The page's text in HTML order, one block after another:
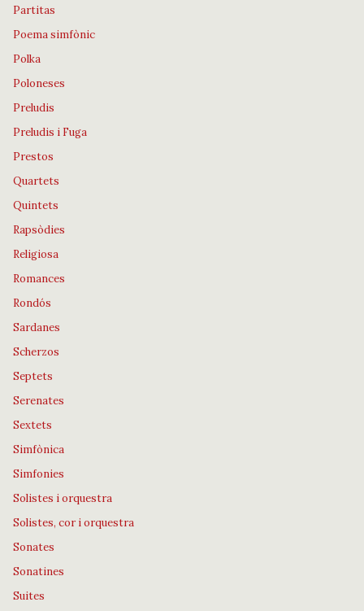
Partitas
Poema simfònic
Polka
Poloneses
Preludis
Preludis i Fuga
Prestos
Quartets
Quintets
Rapsòdies
Religiosa
Romances
Rondós
Sardanes
Scherzos
Septets
Serenates
Sextets
Simfònica
Simfonies
Solistes i orquestra
Solistes, cor i orquestra
Sonates
Sonatines
Suites